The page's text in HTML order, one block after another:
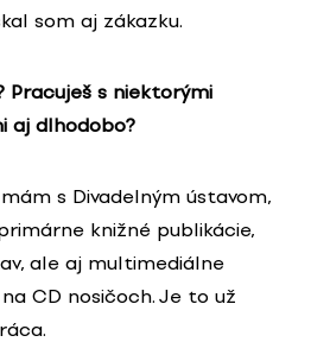
som aj zákazku.
Pracuješ s niektorými
aj dlhodobo?
s Divadelným ústavom,
knižné publikácie,
ale aj multimediálne
CD nosičoch. Je to už